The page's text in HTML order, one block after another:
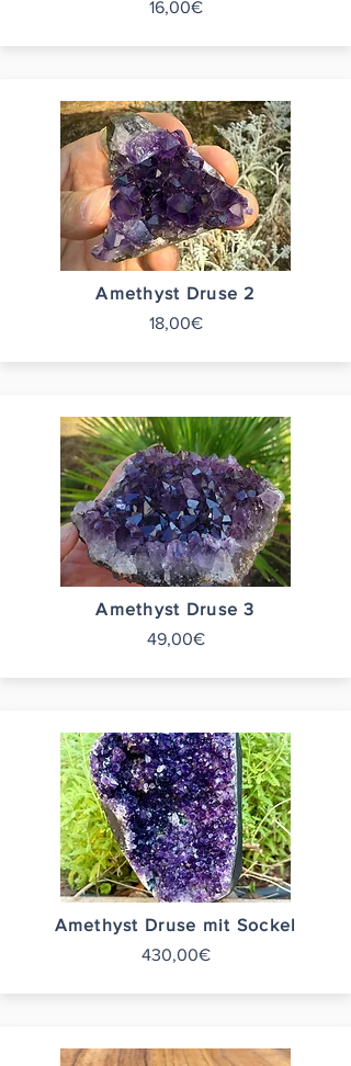
16,00€
Amethyst Druse 2
18,00€
Amethyst Druse 3
49,00€
Amethyst Druse mit Sockel
430,00€